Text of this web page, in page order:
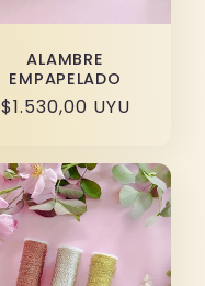
ALAMBRE
EMPAPELADO
Precio
$1.530,00 UYU